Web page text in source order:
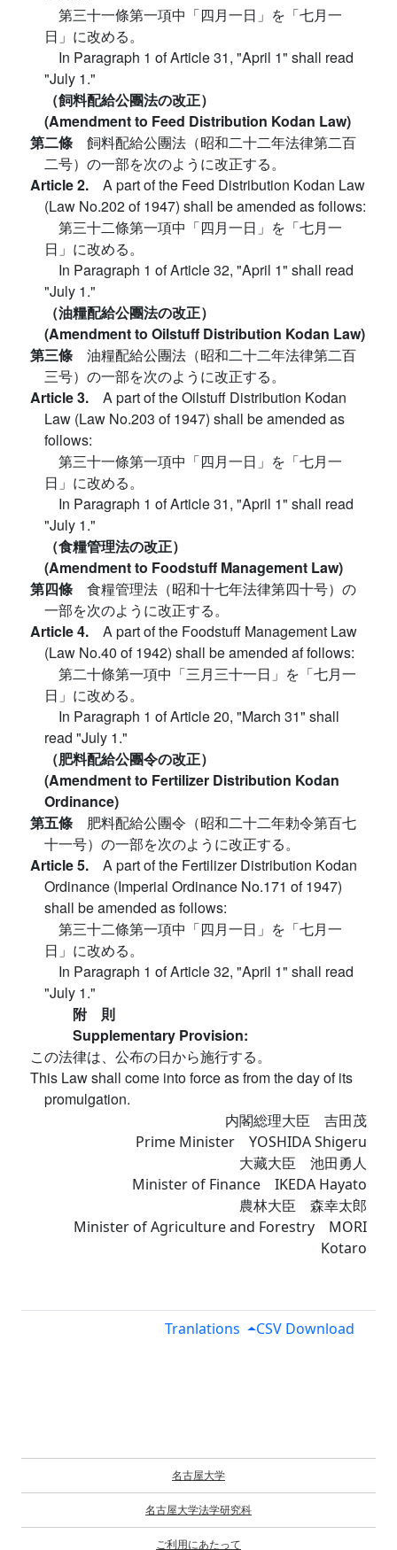
第三十一條第一項中「四月一日」を「七月一
日」に改める。
In Paragraph 1 of Article 31, "April 1" shall read
"July 1."
（飼料配給公團法の改正）
(Amendment to Feed Distribution Kodan Law)
第二條 飼料配給公團法（昭和二十二年法律第二百
二号）の一部を次のように改正する。
Article 2. A part of the Feed Distribution Kodan Law
(Law No.202 of 1947) shall be amended as follows:
第三十二條第一項中「四月一日」を「七月一
日」に改める。
In Paragraph 1 of Article 32, "April 1" shall read
"July 1."
（油糧配給公團法の改正）
(Amendment to Oilstuff Distribution Kodan Law)
第三條 油糧配給公團法（昭和二十二年法律第二百
三号）の一部を次のように改正する。
Article 3. A part of the Oilstuff Distribution Kodan
Law (Law No.203 of 1947) shall be amended as
follows:
第三十一條第一項中「四月一日」を「七月一
日」に改める。
In Paragraph 1 of Article 31, "April 1" shall read
"July 1."
（食糧管理法の改正）
(Amendment to Foodstuff Management Law)
第四條 食糧管理法（昭和十七年法律第四十号）の
一部を次のように改正する。
Article 4. A part of the Foodstuff Management Law
(Law No.40 of 1942) shall be amended af follows:
第二十條第一項中「三月三十一日」を「七月一
日」に改める。
In Paragraph 1 of Article 20, "March 31" shall
read "July 1."
（肥料配給公團令の改正）
(Amendment to Fertilizer Distribution Kodan
Ordinance)
第五條 肥料配給公團令（昭和二十二年勅令第百七
十一号）の一部を次のように改正する。
Article 5. A part of the Fertilizer Distribution Kodan
Ordinance (Imperial Ordinance No.171 of 1947)
shall be amended as follows:
第三十二條第一項中「四月一日」を「七月一
日」に改める。
In Paragraph 1 of Article 32, "April 1" shall read
"July 1."
附 則
Supplementary Provision:
この法律は、公布の日から施行する。
This Law shall come into force as from the day of its
promulgation.
内閣総理大臣 吉田茂
Prime Minister YOSHIDA Shigeru
大藏大臣 池田勇人
Minister of Finance IKEDA Hayato
農林大臣 森幸太郎
Minister of Agriculture and Forestry MORI
Kotaro
Tranlations CSV Download
名古屋大学
名古屋大学法学研究科
ご利用にあたって